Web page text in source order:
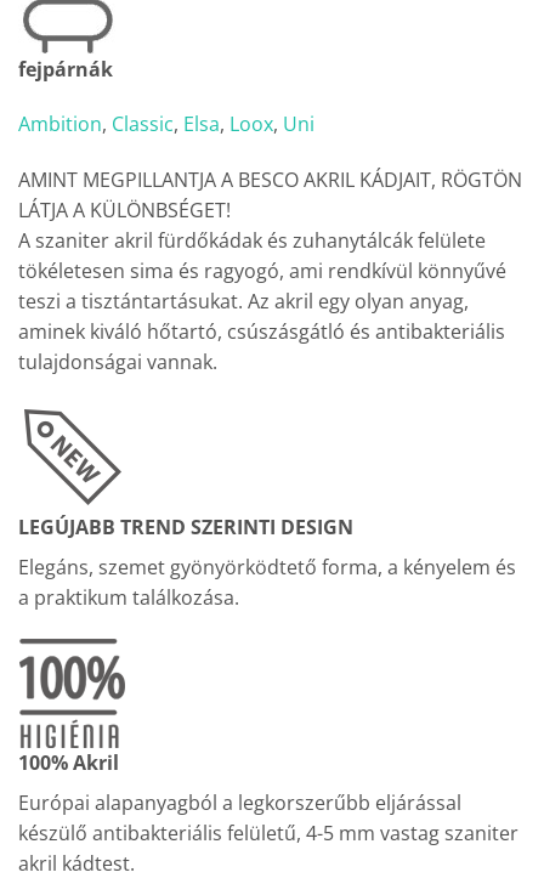
fejpárnák
Ambition, Classic, Elsa, Loox, Uni
AMINT MEGPILLANTJA A BESCO AKRIL KÁDJAIT, RÖGTÖN
LÁTJA A KÜLÖNBSÉGET!
A szaniter akril fürdőkádak és zuhanytálcák felülete
tökéletesen sima és ragyogó, ami rendkívül könnyűvé
teszi a tisztántartásukat. Az akril egy olyan anyag,
aminek kiváló hőtartó, csúszásgátló és antibakteriális
tulajdonságai vannak.
LEGÚJABB TREND SZERINTI DESIGN
Elegáns, szemet gyönyörködtető forma, a kényelem és
a praktikum találkozása.
100% Akril
Európai alapanyagból a legkorszerűbb eljárással
készülő antibakteriális felületű, 4-5 mm vastag szaniter
akril kádtest.